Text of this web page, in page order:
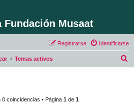
Fundación Musaat
Identificarse
Registrarse
Temas activos
coincidencias • Página 1 de 1